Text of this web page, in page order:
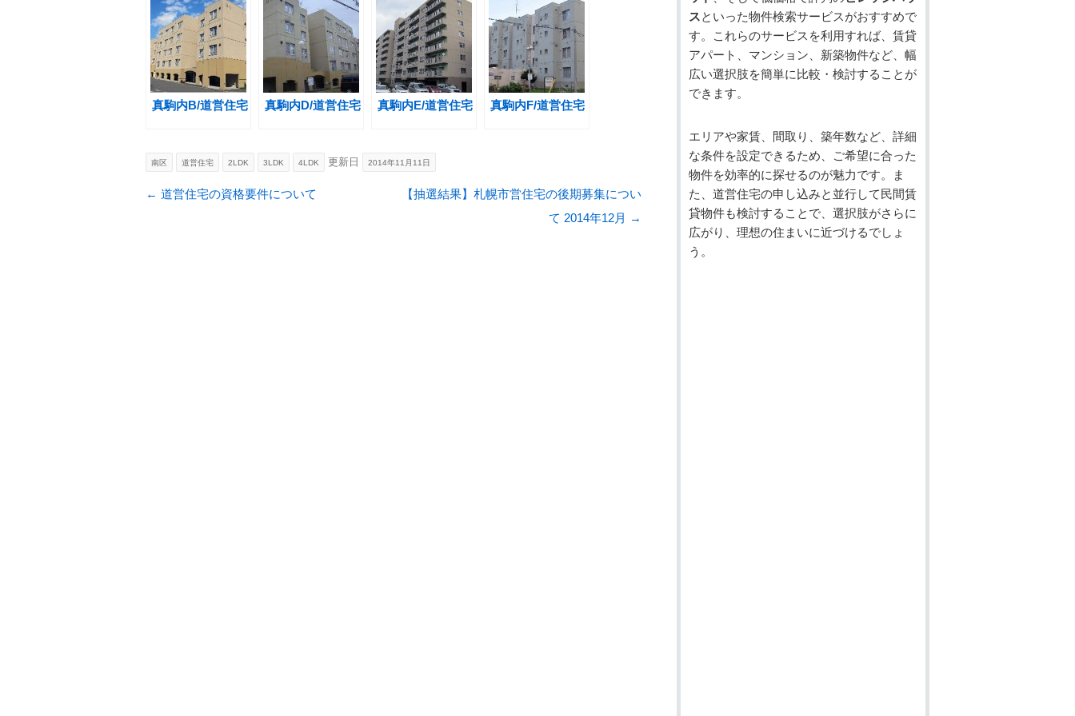
真駒内B/道営住宅 真駒内D/道営住宅 真駒内E/道営住宅 真駒内F/道営住宅
南区 道営住宅 2LDK 3LDK 4LDK 更新日 2014年11月11日
投稿ナビゲーション
← 道営住宅の資格要件について
【抽選結果】札幌市営住宅の後期募集につい
て 2014年12月 →
スといった物件検索サービスがおすすめで
す。これらのサービスを利用すれば、賃貸
アパート、マンション、新築物件など、幅
広い選択肢を簡単に比較・検討することが
できます。
エリアや家賃、間取り、築年数など、詳細
な条件を設定できるため、ご希望に合った
物件を効率的に探せるのが魅力です。ま
た、道営住宅の申し込みと並行して民間賃
貸物件も検討することで、選択肢がさらに
広がり、理想の住まいに近づけるでしょ
う。